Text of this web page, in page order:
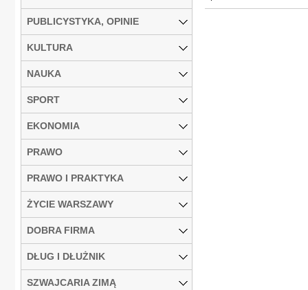
PUBLICYSTYKA, OPINIE
KULTURA
NAUKA
SPORT
EKONOMIA
PRAWO
PRAWO I PRAKTYKA
ŻYCIE WARSZAWY
DOBRA FIRMA
DŁUG I DŁUŻNIK
SZWAJCARIA ZIMĄ